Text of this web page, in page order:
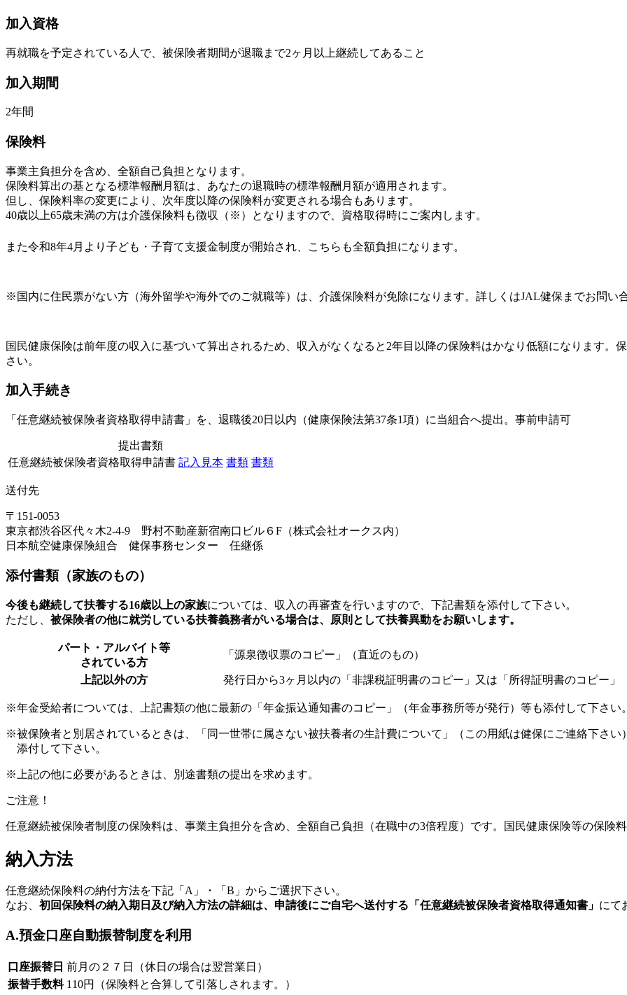
加入資格
再就職を予定されている人で、被保険者期間が退職まで2ヶ月以上継続してあること
加入期間
2年間
保険料
事業主負担分を含め、全額自己負担となります。
保険料算出の基となる標準報酬月額は、あなたの退職時の標準報酬月額が適用されます。
但し、保険料率の変更により、次年度以降の保険料が変更される場合もあります。
40歳以上65歳未満の方は介護保険料も徴収（※）となりますので、資格取得時にご案内します。
また令和8年4月より子ども・子育て支援金制度が開始され、こちらも全額負担になります。
※国内に住民票がない方（海外留学や海外でのご就職等）は、介護保険料が免除になります。詳しくはJAL健保までお問い
国民健康保険は前年度の収入に基づいて算出されるため、収入がなくなると2年目以降の保険料はかなり低額になります。
さい。
加入手続き
「任意継続被保険者資格取得申請書」を、退職後20日以内（健康保険法第37条1項）に当組合へ提出。事前申請可
提出書類
任意継続被保険者資格取得申請書 記入見本 書類 書類
送付先
〒151-0053
東京都渋谷区代々木2‐4‐9 野村不動産新宿南口ビル６F（株式会社オークス内）
日本航空健康保険組合 健保事務センター 任継係
添付書類（家族のもの）
今後も継続して扶養する16歳以上の家族については、収入の再審査を行いますので、下記書類を添付して下さい。
ただし、 被保険者の他に就労している扶養義務者がいる場合は、原則として扶養異動をお願いします。
パート・アルバイト等
されている方
「源泉徴収票のコピー」（直近のもの）
上記以外の方 発行日から3ヶ月以内の「非課税証明書のコピー」又は「所得証明書のコピー」
※年金受給者については、上記書類の他に最新の「年金振込通知書のコピー」（年金事務所等が発行）等も添付して下さい。
※被保険者と別居されているときは、「同一世帯に属さない被扶養者の生計費について」（この用紙は健保にご連絡下さ
添付して下さい。
※上記の他に必要があるときは、別途書類の提出を求めます。
ご注意！
任意継続被保険者制度の保険料は、事業主負担分を含め、全額自己負担（在職中の3倍程度）です。国民健康保険等の保険
納入方法
任意継続保険料の納付方法を下記「A」・「B」からご選択下さい。
なお、 初回保険料の納入期日及び納入方法の詳細は、申請後にご自宅へ送付する「任意継続被保険者資格取得通知書」 にて
A.預金口座自動振替制度を利用
口座振替日 前月の２７日（休日の場合は翌営業日）
振替手数料 110円（保険料と合算して引落しされます。）